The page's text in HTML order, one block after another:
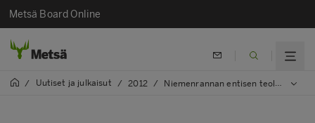
Metsä Board Online
/ Uutiset ja julkaisut / 2012 / Niemenrannan entisen teollisuusalueen maaperän kunnostaminen jatkuu Tampereella